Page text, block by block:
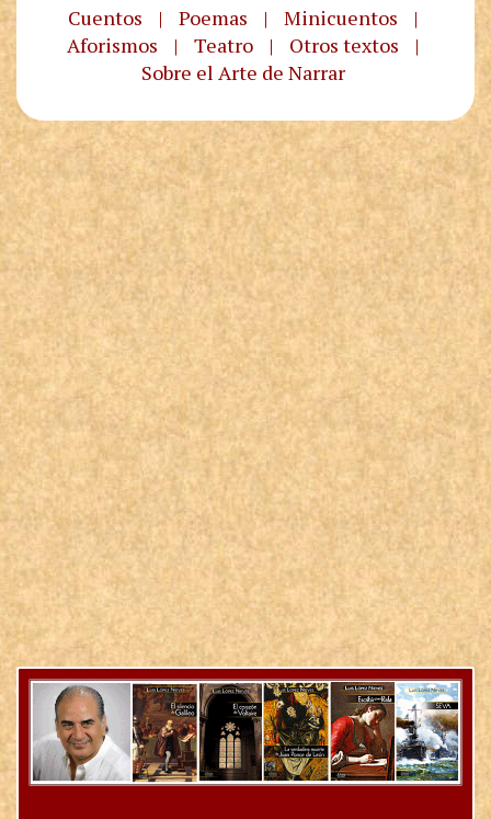
Cuentos | Poemas | Minicuentos
|
Aforismos
| Teatro | Otros textos
|
Sobre el Arte de Narrar